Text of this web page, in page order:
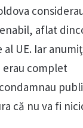
aflat
UE. Iar
erau complet
că nu va fi